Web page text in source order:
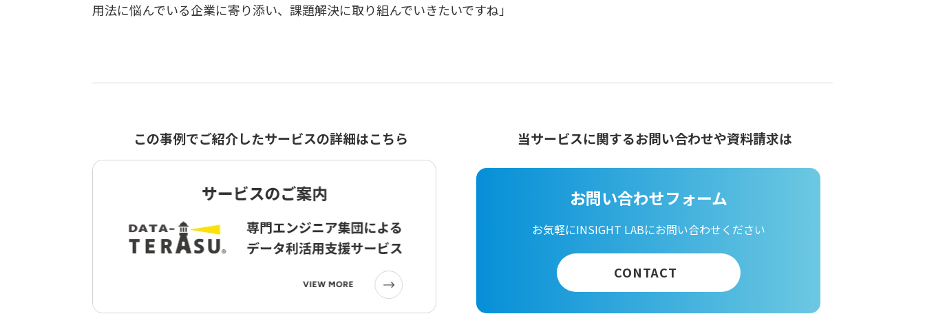
用法に悩んでいる企業に寄り添い、課題解決に取り組んでいきたいですね」
この事例でご紹介したサービスの詳細はこちら 当サービスに関するお問い合わせや資料請求は
お問い合わせフォーム
お気軽にINSIGHT LABにお問い合わせください
CONTACT